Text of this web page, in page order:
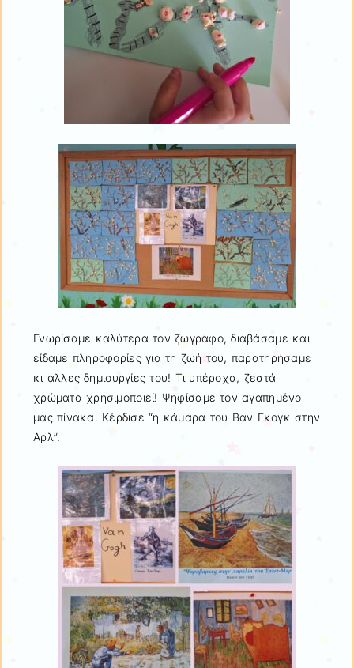
Γνωρίσαμε καλύτερα τον ζωγράφο, διαβάσαμε και
είδαμε πληροφορίες για τη ζωή του, παρατηρήσαμε
κι άλλες δημιουργίες του! Τι υπέροχα, ζεστά
χρώματα χρησιμοποιεί! Ψηφίσαμε τον αγαπημένο
μας πίνακα. Κέρδισε “η κάμαρα του Βαν Γκογκ στην
Αρλ”.